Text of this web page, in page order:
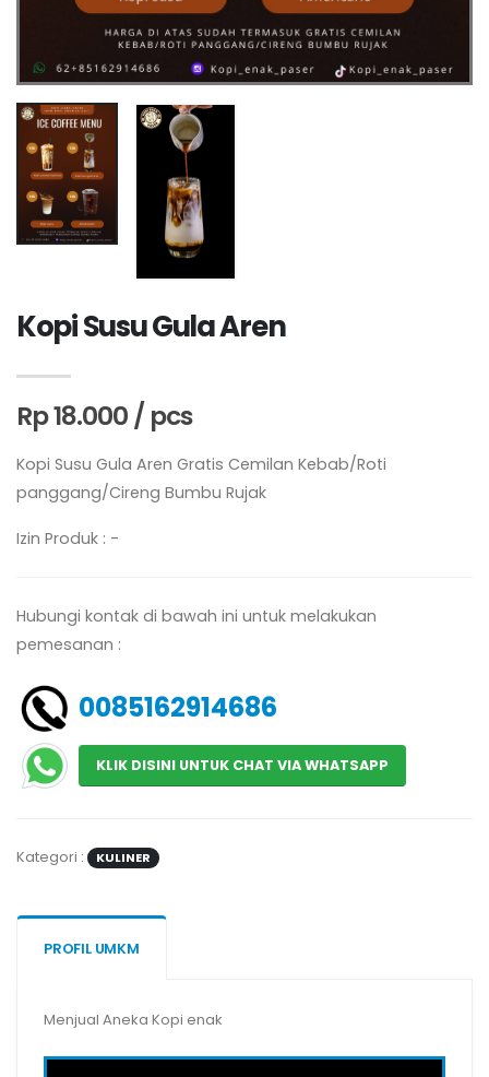
Kopi Susu Gula Aren
Rp 18.000 / pcs
Kopi Susu Gula Aren Gratis Cemilan Kebab/Roti
panggang/Cireng Bumbu Rujak
Izin Produk : -
Hubungi kontak di bawah ini untuk melakukan
pemesanan :
0085162914686
KLIK DISINI UNTUK CHAT VIA WHATSAPP
Kategori : KULINER
PROFIL UMKM
Menjual Aneka Kopi enak